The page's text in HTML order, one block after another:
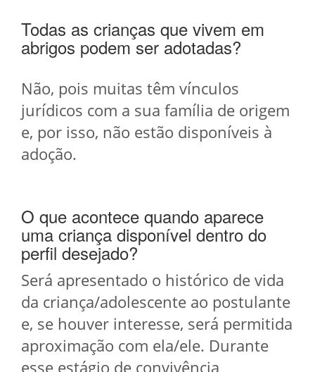
Todas as crianças que vivem em
abrigos podem ser adotadas?
Não, pois muitas têm vínculos
jurídicos com a sua família de origem
e, por isso, não estão disponíveis à
adoção.
O que acontece quando aparece
uma criança disponível dentro do
perfil desejado?
Será apresentado o histórico de vida
da criança/adolescente ao postulante
e, se houver interesse, será permitida
aproximação com ela/ele. Durante
esse estágio de convivência